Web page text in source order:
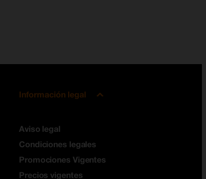
Información legal
Aviso legal
Condiciones legales
Promociones Vigentes
Precios vigentes